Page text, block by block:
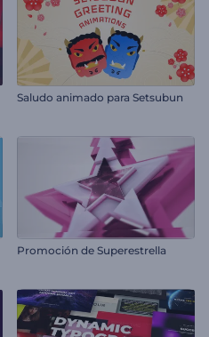
Saludo animado para Setsubun
Promoción de Superestrella